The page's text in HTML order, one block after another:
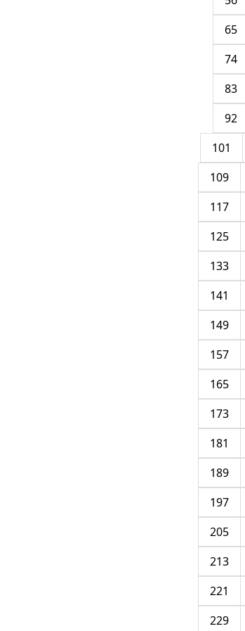
65
74
83
92
101
109
117
125
133
141
149
157
165
173
181
189
197
205
213
221
229